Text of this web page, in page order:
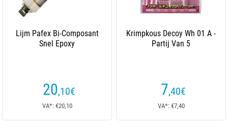
Lijm Pafex Bi-Composant
Snel Epoxy
20,10€
VA*: €20,10
Krimpkous Decoy Wh 01 A -
Partij Van 5
7,40€
VA*: €7,40